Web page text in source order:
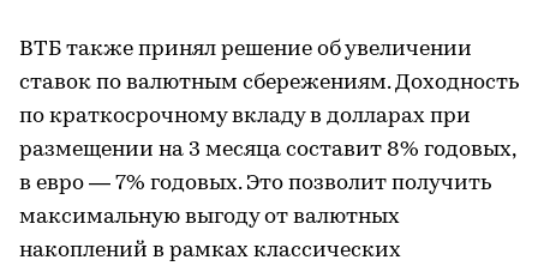
ВТБ также принял решение об увеличении
ставок по валютным сбережениям. Доходность
по краткосрочному вкладу в долларах при
размещении на 3 месяца составит 8% годовых,
в евро — 7% годовых. Это позволит получить
максимальную выгоду от валютных
накоплений в рамках классических